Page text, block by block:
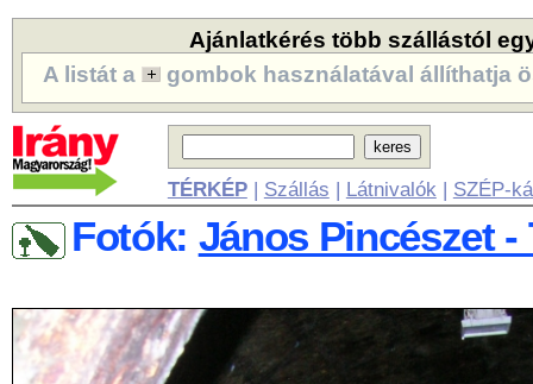
Ajánlatkérés több szállástól
A listát a
gombok használatával állíthatja
TÉRKÉP| Szállás | Látnivalók | SZÉP-
Fotók: János Pincészet -